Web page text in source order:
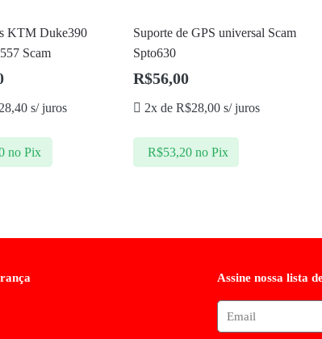
KTM Duke390
Scam
s/ juros
no Pix
Suporte de GPS universal Scam
Spto630
R$56,00
2x deR$28,00 s/ juros
R$53,20 no Pix
Assine nossa lista